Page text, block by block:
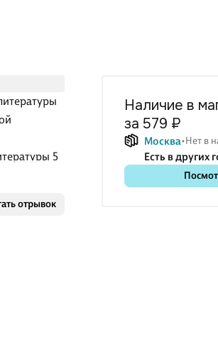
отрывок
5
Наличие в
за 579 ₽
Москва Нет в
Есть в других